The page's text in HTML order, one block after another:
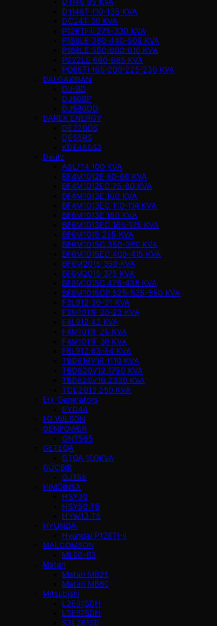
D1146T 110-135 KVA
DC24T 30 KVA
P126TI-II 275-330 KVA
P158LE 380-440-500 KVA
P180LE 550-600-610 KVA
P222LE 660-685 KVA
PO86TI 165-200-225-230 KVA
DALGAKIRAN
DJ-BD
DJ50BP
DJ580DD
DAREX ENERGY
DE22BDS
DE55RS
KDE45SS3
Deutz
A8L714 100 KVA
BF4M1012E 60-66 KVA
BF4M1012EC 75-80 KVA
BF4M1013E 100 KVA
BF4M1013EC 110-114 KVA
BF6M1013E 150 KVA
BF6M1013EC 165-175 KVA
BF6M1015 255 KVA
BF6M1015C 350-360 KVA
BF6M1015EC 400-415 KVA
BF6M2015 350 KVA
BF6M2015 375 KVA
BF8M1015C 475-485 KVA
BF8M1015CP 525-535-550 KVA
F3L912 30-31 KVA
F3M1011F 20-22 KVA
F4L912 42 KVA
F4M1011F 28 KVA
F4M1011F 30 KVA
F6L912 63-64 KVA
TBD616V16 1110 KVA
TBD620V12 1750 KVA
TBD620V16 2330 KVA
TCD2013 250 KVA
Erk Generators
EYD44
FG WILSON
GENPOWER
GNT565
GETEQA
GTQA 100KVA
GÜÇBİR
GJT55
HIMOINSA
HSY30
HSY50 T5
HYW13 T5
HYUNDAI
Hyundai P126TI-II
MALCOMSON
ML90-B3
Matari
Matari MB25
Matari MB80
Mitsubishi
L2E61SDH
L3E61SDH
S3L261SD